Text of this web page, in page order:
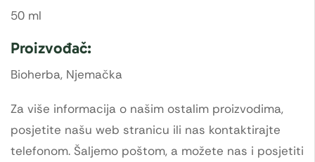
50 ml
Proizvođač:
Bioherba, Njemačka
Za više informacija o našim ostalim proizvodima,
posjetite našu web stranicu ili nas kontaktirajte
telefonom. Šaljemo poštom, a možete nas i posjetiti